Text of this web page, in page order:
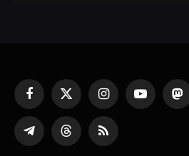
Facebook
X
(Twitter)
InstagramYouTube
Partager
sur
ThreadsRSS